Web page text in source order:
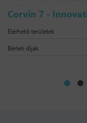
Corvin 7 -
Elérhető területek
Bérleti díjak